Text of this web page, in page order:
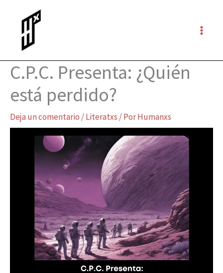
contenido
C.P.C. Presenta: ¿Quién
está perdido?
Deja un comentario /Literatxs / PorHumanxs